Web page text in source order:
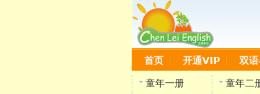
首页 开通VIP 双
童年一册 童年二